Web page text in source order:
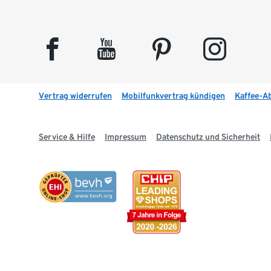
facebook youtube pinterest instagram
Vertrag widerrufen Mobilfunkvertrag kündigen Kaffee-
Service & Hilfe Impressum Datenschutz und Sicherheit